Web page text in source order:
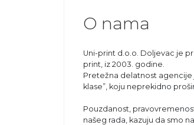
O nama
Uni-print d.o.o. Doljevac je
print, iz 2003. godine.
Pretežna delatnost agencije
klase”, koju neprekidno
Pouzdanost,
našeg rada, kazuju da smo